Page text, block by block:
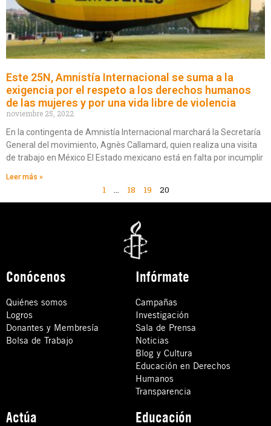
Este 25N, Amnistía Internacional se suma a la
exigencia por el respeto a los derechos humanos
de las mujeres y por una vida libre de violencia
noviembre 25, 2022
En la contingenta de Amnistía Internacional marchará la Secretaría
General del movimiento, Agnès Callamard, quien realiza una visita
de trabajo en México El Estado mexicano está en falta por incumplir
Leer más »
1 … 18 19 20
Conócenos
Quiénes somos
Logros
Donantes y Membresía
Bolsa de Trabajo
Infórmate
Campañas
Investigación
Sala de Prensa
Noticias
Blog y Cultura
Educación en Derechos
Humanos
Transparencia
Actúa Educación